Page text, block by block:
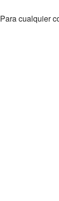
Para cualquier